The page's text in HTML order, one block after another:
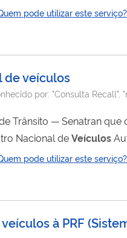
dos
Roubo/Furto,
pode utilizar este serviço?
de veículos
por: "Consulta Recall",
Trânsito — Senatran
Nacional deVeículos
pode utilizar este serviço?
à PRF